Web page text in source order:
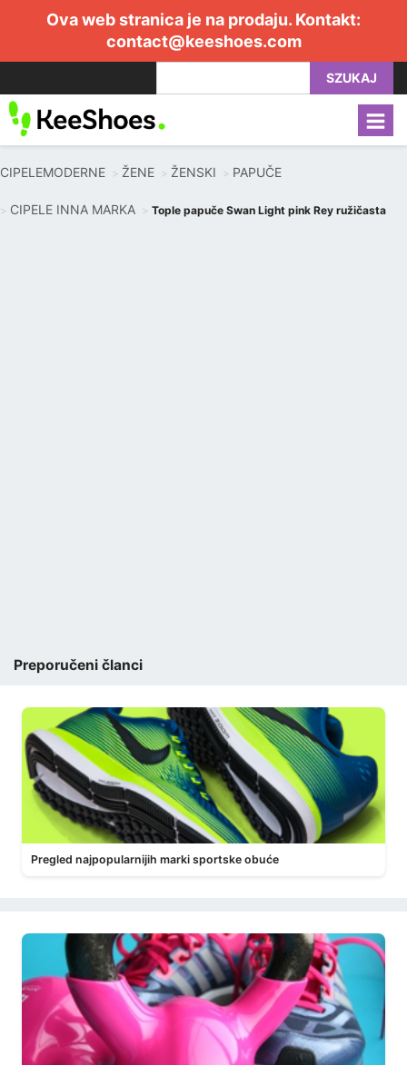
Ova web stranica je na prodaju. Kontakt:
contact@keeshoes.com
SZUKAJ
CIPELEMODERNE ŽENE ŽENSKI PAPUČE
CIPELE INNA MARKA Tople papuče Swan Light pink Rey ružičasta
Preporučeni članci
Pregled najpopularnijih marki sportske obuće